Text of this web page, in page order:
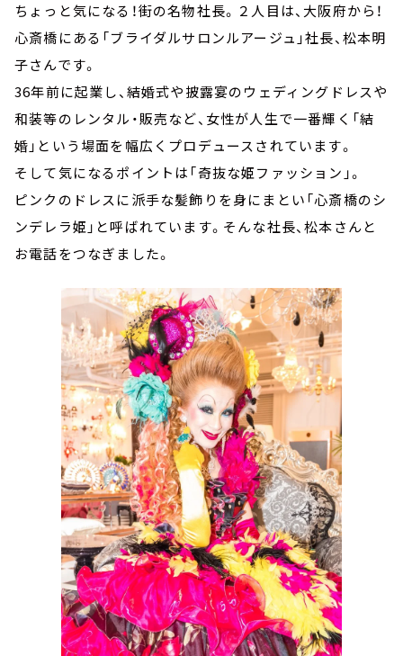
ちょっと気になる！街の名物社長。２人目は、大阪府から！
心斎橋にある「ブライダルサロンルアージュ」社長、松本明
子さんです。
36年前に起業し、結婚式や披露宴のウェディングドレスや
和装等のレンタル・販売など、女性が人生で一番輝く「結
婚」という場面を幅広くプロデュースされています。
そして気になるポイントは「奇抜な姫ファッション」。
ピンクのドレスに派手な髪飾りを身にまとい「心斎橋のシ
ンデレラ姫」と呼ばれています。そんな社長、松本さんと
お電話をつなぎました。